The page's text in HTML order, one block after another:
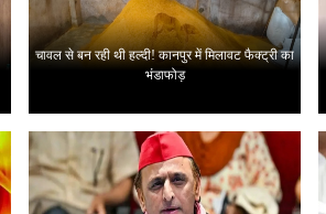
चावल से बन रही थी हल्दी! कानपुर में मिलावट फैक्ट्री का
भंडाफोड़